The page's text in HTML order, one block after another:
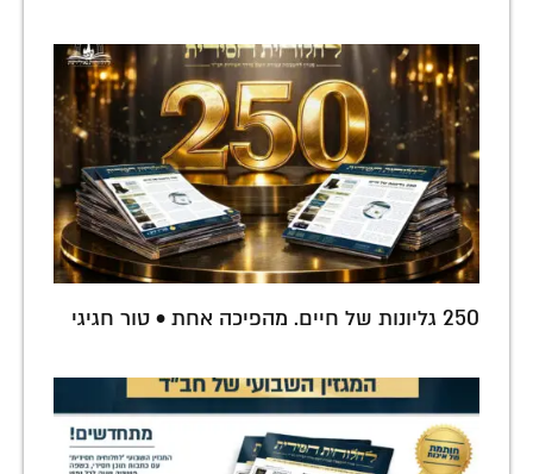
250 גליונות של חיים. מהפיכה אחת • טור חגיגי